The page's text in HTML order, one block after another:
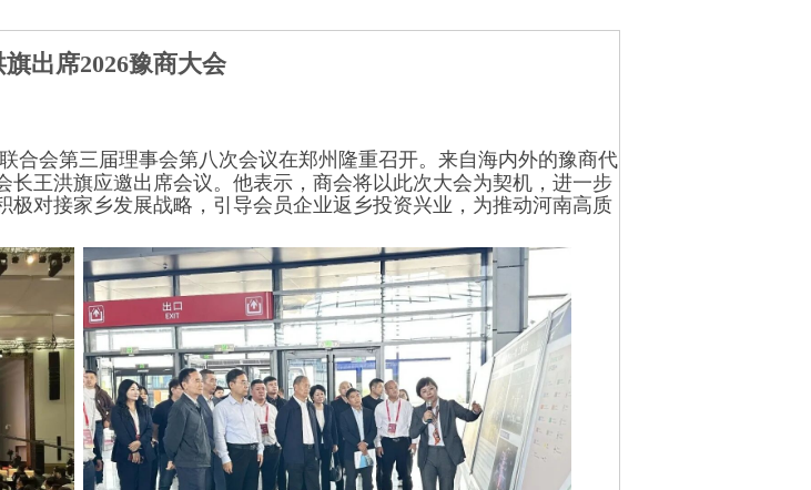
出席2026豫商大会
合会第三届理事会第八次会议在郑州隆重召开。来自海内外的豫商代
王洪旗应邀出席会议。他表示，商会将以此次大会为契机，进一步
对接家乡发展战略，引导会员企业返乡投资兴业，为推动河南高质